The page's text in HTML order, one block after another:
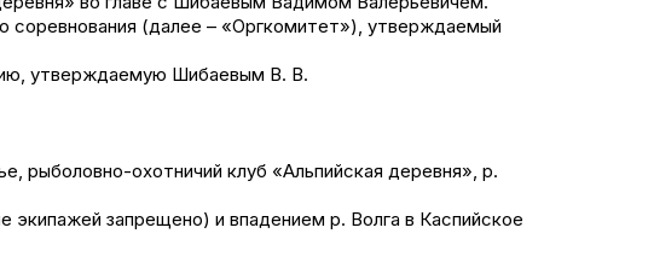
2021
Осень
со
Отчеты и
и спонсоры
турнира
соревнования (далее – «Оргкомитет»), утверждаемый
утверждаемую Шибаевым В. В.
рыболовно-охотничий клуб «Альпийская деревня», р.
запрещено) и впадением р. Волга в Каспийское